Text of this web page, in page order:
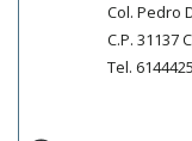
Col.Pedro
C.P.31137
Tel.